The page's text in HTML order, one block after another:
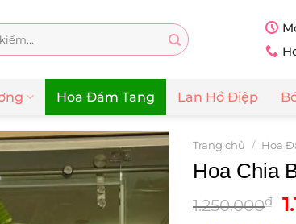
Hoa Đám Tang Lan Hồ Điệp
Trang chủ / Hoa
Hoa Chia
1.250.000₫